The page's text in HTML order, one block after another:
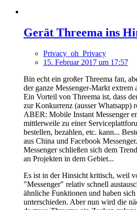
Gerät Threema ins
Privacy_oh_Privacy
15. Februar 2017 um 17:57
Bin echt ein großer Threema fan,
der ganze Messenger-Markt extrem
Ein Vorteil von Threema ist, dass
zur Konkurrenz (ausser Whatsapp)
ABER: Mobile Instant Messenger
mittlerweile zu einer
bestellen, bezahlen, etc. kann...
aus China und Facebook
Messenger schließen sich dem
an Projekten in dem Gebiet...
Es ist in der Hinsicht kritisch, weil
"Messenger" relativ schnell
ähnliche Funktionen und haben
unterschieden. Aber nun wird die